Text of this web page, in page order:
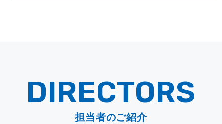
DIRECTORS
担当者のご紹介